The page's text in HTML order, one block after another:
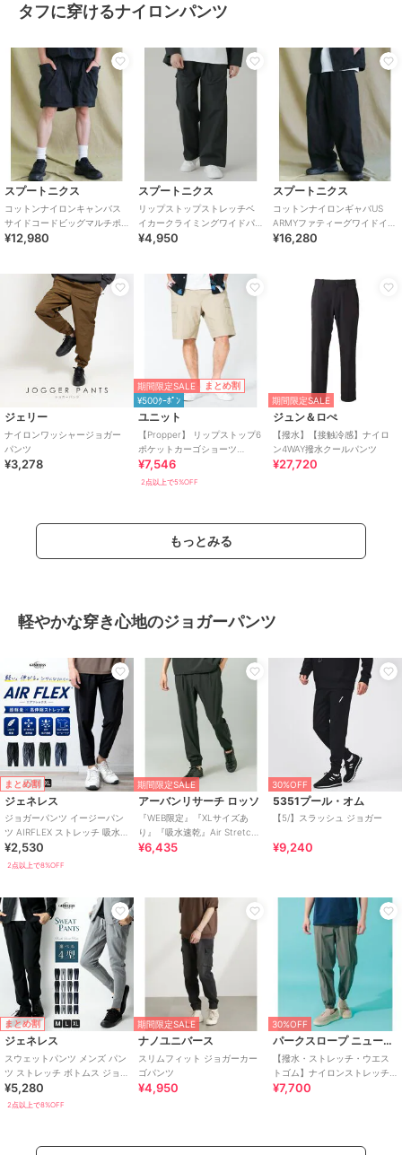
タフに穿けるナイロンパンツ
スプートニクス
コットンナイロンキャンバス
サイドコードビッグマルチポ
ケットカーゴライトイージー
¥12,980
スプートニクス
リップストップストレッチベ
イカークライミングワイドパ
ンツ
¥4,950
スプートニクス
コットンナイロンギャバUS
ARMYファティーグワイドイー
ジーバルーンパンツ セット
¥16,280
ジェリー
ナイロンワッシャージョガー
パンツ
¥3,278
期間限定SALE まとめ割
¥500ｸｰﾎﾟﾝ
ユニット
【Propper】 リップストップ6
ポケットカーゴショーツ
F5261 BDU SHORTS
¥7,546
2点以上で5%OFF
期間限定SALE
ジュン＆ロぺ
【撥水】【接触冷感】ナイロ
ン4WAY撥水クールパンツ
¥27,720
もっとみる
軽やかな穿き心地のジョガーパンツ
まとめ割
ジェネレス
ジョガーパンツ イージーパン
ツ AIRFLEX ストレッチ 吸水速
乾 ジョガー パンツ 軽量
¥2,530
2点以上で8%OFF
期間限定SALE
アーバンリサーチ ロッソ
『WEB限定』『XLサイズあ
り』『吸水速乾』Air Stretch
ジョガーパンツ
¥6,435
30%OFF
5351プール・オム
【5/】スラッシュ ジョガー
¥9,240
まとめ割
ジェネレス
スウェットパンツ メンズ パン
ツ ストレッチ ボトムス ジョガ
ーパンツ テーパードパンツ ス
リム
¥5,280
2点以上で8%OFF
期間限定SALE
ナノユニバース
スリムフィット ジョガーカー
ゴパンツ
¥4,950
30%OFF
パークスロープ ニューヨーカー
【撥水・ストレッチ・ウエス
トゴム】ナイロンストレッチ
ジョガーパンツ
¥7,700